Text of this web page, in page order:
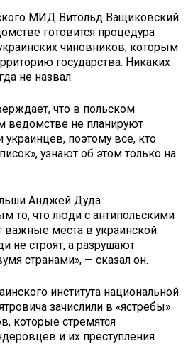
МИД Витольд Ващиковский
готовится процедура
чиновников, которым
государства. Никаких
не назвал.
что в польском
ведомстве не планируют
поэтому все, кто
узнают об этом только на
Анджей Дуда
то, что люди с антипольскими
важные места в украинской
не строят, а разрушают
странами», — сказал он.
института национальной
зачислили в «ястребы»
которые стремятся
и их преступления